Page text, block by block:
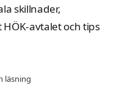
skillnader,
avtalet och tips
läsning